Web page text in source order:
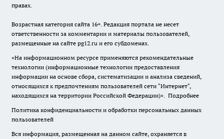
правах.
Возрастная категория сайта 16+. Редакция портала не несет
ответственности за комментарии и материалы пользователей,
размещенные на сайте pg12.ru и его субдоменах.
«На информационном ресурсе применяются рекомендательные
технологии (информационные технологии предоставления
информации на основе сбора, систематизации и анализа сведений,
относящихся к предпочтениям пользователей сети "Интернет",
находящихся на территории Российской Федерации)». Подробнее
Политика конфиденциальности и обработки персональных данных
пользователей
Вся информация, размещенная на данном сайте, охраняется в